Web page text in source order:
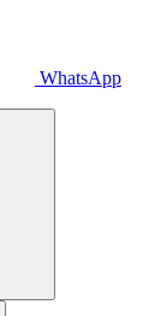
WhatsApp